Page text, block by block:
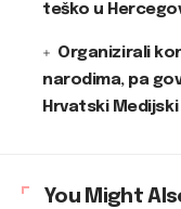
teško u
Organizirali
narodima, pa
Hrvatski Medijski
You Might